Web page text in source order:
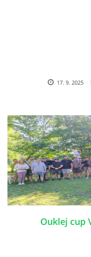
PF´
FOTOGALERIE
17. 9. 2025
Ouklej cup